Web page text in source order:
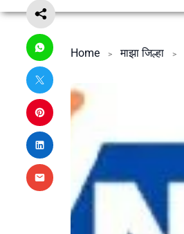
Home माझा जिल्हा